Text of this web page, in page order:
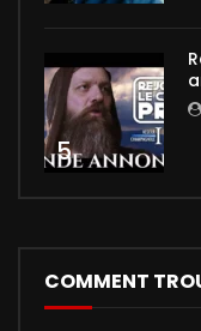
5
COMMENT